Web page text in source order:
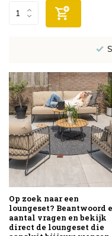
Op zoek naar een
loungeset? Beantwoord
aantal vragen en bekijk
direct de loungeset die